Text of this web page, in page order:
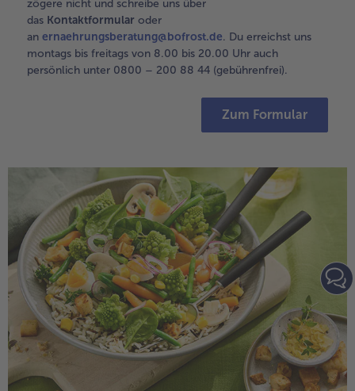
zögere nicht und schreibe uns über
das Kontaktformular oder
an ernaehrungsberatung@bofrost.de. Du erreichst uns
montags bis freitags von 8.00 bis 20.00 Uhr auch
persönlich unter 0800 – 200 88 44 (gebührenfrei).
Zum Formular